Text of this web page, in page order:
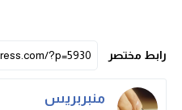
رابط مختصر
منبربريس